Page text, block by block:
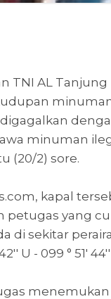
AL Tanjung
minuman
minuman
(20/2) sore.
kapal
petugas yang
di sekitar
U - 099 ° 51' 44''